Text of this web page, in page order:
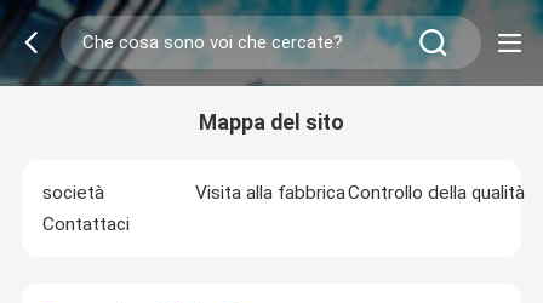
Mappa del sito
società Visita alla fabbricaControllo della qualità
Contattaci